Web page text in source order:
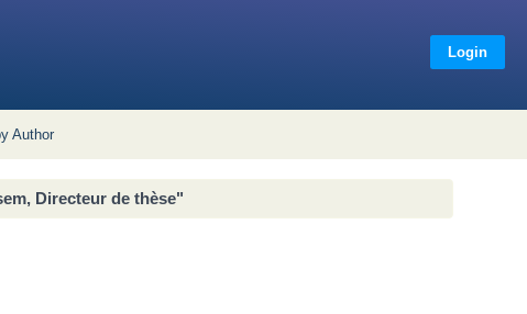
de thèse"
Login
Author
Directeur de thèse"